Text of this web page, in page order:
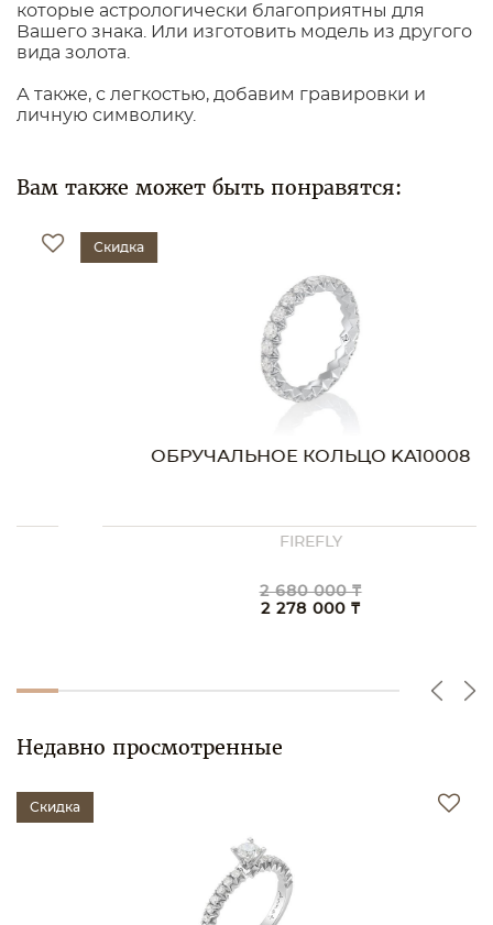
которые астрологически благоприятны для
Вашего знака. Или изготовить модель из другого
вида золота.
А также, с легкостью, добавим гравировки и
личную символику.
Вам также может быть понравятся:
Скидка
ОБРУЧАЛЬНОЕ КОЛЬЦО KA10008
2 680 000 ₸
2 278 000 ₸
Недавно просмотренные
Скидка